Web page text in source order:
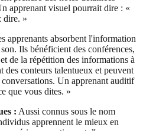
apprenant visuel pourrait dire : «
dire. »
apprenants absorbent l'information
Ils bénéficient des conférences,
de la répétition des informations à
des conteurs talentueux et peuvent
Un apprenant auditif
que vous dites. »
: Aussi connus sous le nom
apprennent le mieux en